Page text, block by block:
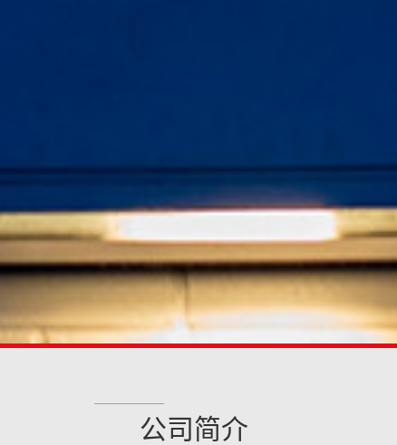
公司简介